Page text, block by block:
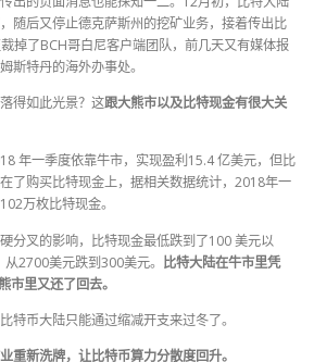
随后又停止德克萨斯州的挖矿业务，接着传出比
掉了BCH哥白尼客户端团队，前几天又有媒体报
斯特丹的海外办事处。
得如此光景？这跟大熊市以及比特现金有很大关
年一季度依靠牛市，实现盈利15.4 亿美元，但比
了购买比特现金上，据相关数据统计，2018年一
万枚比特现金。
分叉的影响，比特现金最低跌到了100 美元以
2700美元跌到300美元。 比特大陆在牛市里凭
市里又还了回去。
特币大陆只能通过缩减开支来过冬了。
重新洗牌，让比特币算力分散度回升。